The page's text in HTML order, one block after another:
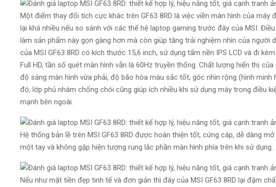
Một điểm thay đổi tích cực khác trên GF63 8RD là việc viền màn hình của máy
lại khá nhiều nếu so sánh với các thế hệ laptop gaming trước đây của MSI.
làm sản phẩm này gọn gàng hơn mà còn giúp tăng trải nghiệm nhìn của người
của MSI GF63 8RD có kích thước 15,6 inch, sử dụng tấm nền IPS LCD và đi
Full HD, tần số quét màn hình vẫn là 60Hz truyền thống. Chất lượng hiển thị
độ sáng màn hình vừa phải, độ bão hòa màu sắc tốt, góc nhìn rộng (hình minh
đó, lớp phủ nhám chống chói cũng giúp ích nhiều khi sử dụng máy trong điều
mạnh bên ngoài.
Hệ thống bản lề trên MSI GF63 8RD được hoàn thiện tốt, cứng cáp, dễ dàng
một tay và không gặp hiện tượng rung lắc phần màn hình phía trên khi sử dụng.
Nếu như mặt tiền đẹp tinh tế và đơn giản thì đáy của MSI GF63 8RD lại đậm